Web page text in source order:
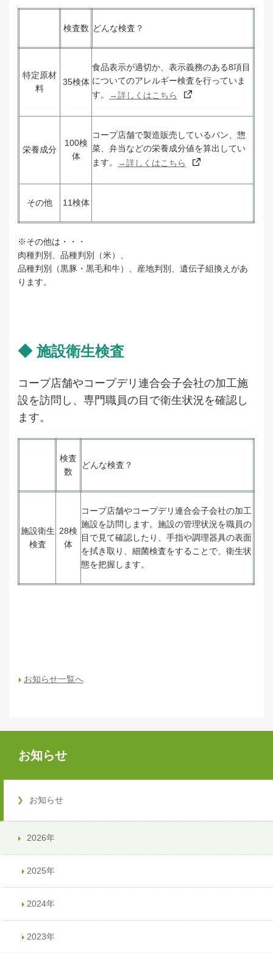
検査数 どんな検査？
特定原材
料
35検体
食品表示が適切か、表示義務のある8項目
についてのアレルギー検査を行っていま
す。
→詳しくはこちら
栄養成分
100検
体
コープ店舗で製造販売しているパン、惣
菜、弁当などの栄養成分値を算出してい
ます。
→詳しくはこちら
その他 11検体
※その他は・・・
肉種判別、品種判別（米）、
品種判別（黒豚・黒毛和牛）、産地判別、遺伝子組換えがあ
ります。
◆ 施設衛生検査
コープ店舗やコープデリ連合会子会社の加工施
設を訪問し、専門職員の目で衛生状況を確認し
ます。
検査
数
どんな検査？
施設衛生
検査
28検
体
コープ店舗やコープデリ連合会子会社の加工
施設を訪問します。施設の管理状況を職員の
目で見て確認したり、手指や調理器具の表面
を拭き取り、細菌検査をすることで、衛生状
態を把握します。
お知らせ一覧へ
お知らせ
お知らせ
2026年
2025年
2024年
2023年